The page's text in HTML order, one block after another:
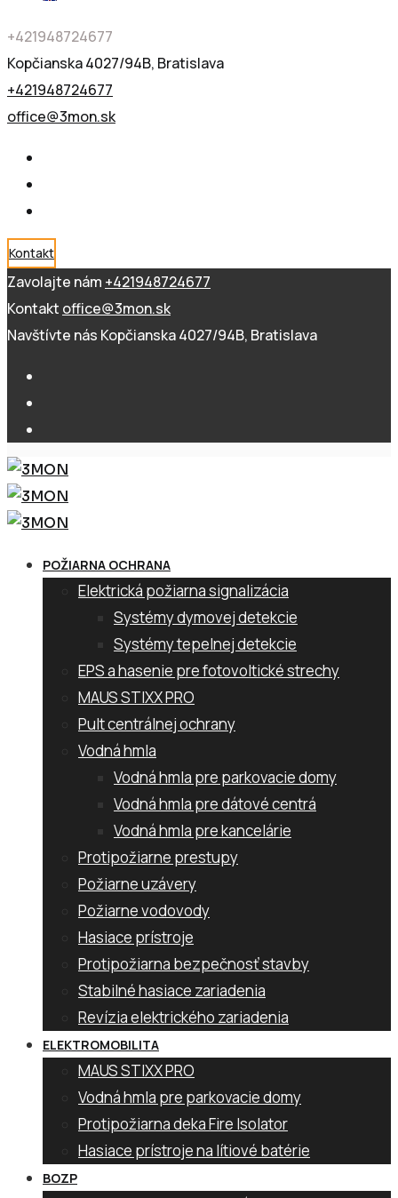
+421948724677
Kopčianska 4027/94B, Bratislava
+421948724677
office@3mon.sk
Kontakt
Zavolajte nám +421948724677
Kontakt office@3mon.sk
Navštívte nás Kopčianska 4027/94B, Bratislava
POŽIARNA OCHRANA
Elektrická požiarna signalizácia
Systémy dymovej detekcie
Systémy tepelnej detekcie
EPS a hasenie pre fotovoltické strechy
MAUS STIXX PRO
Pult centrálnej ochrany
Vodná hmla
Vodná hmla pre parkovacie domy
Vodná hmla pre dátové centrá
Vodná hmla pre kancelárie
Protipožiarne prestupy
Požiarne uzávery
Požiarne vodovody
Hasiace prístroje
Protipožiarna bezpečnosť stavby
Stabilné hasiace zariadenia
Revízia elektrického zariadenia
ELEKTROMOBILITA
MAUS STIXX PRO
Vodná hmla pre parkovacie domy
Protipožiarna deka Fire Isolator
Hasiace prístroje na lítiové batérie
BOZP